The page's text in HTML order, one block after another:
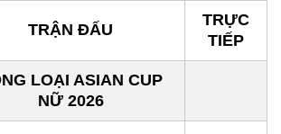
TRẬN ĐẤU
TRỰC
TIẾP
LOẠI ASIAN CUP
NỮ 2026